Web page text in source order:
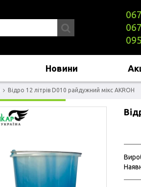
Новини
Відро 12 літрів D010 райдужний мікс AKROH